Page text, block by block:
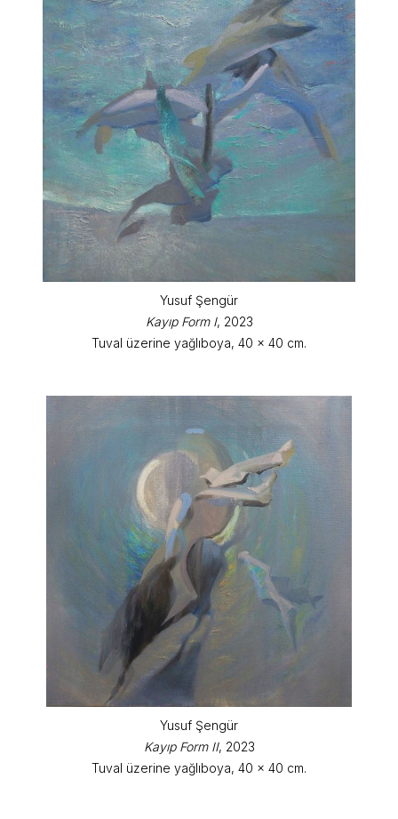
Yusuf Şengür
Kayıp Form I, 2023
Tuval üzerine yağlıboya, 40 x 40 cm.
Yusuf Şengür
Kayıp Form II, 2023
Tuval üzerine yağlıboya, 40 x 40 cm.